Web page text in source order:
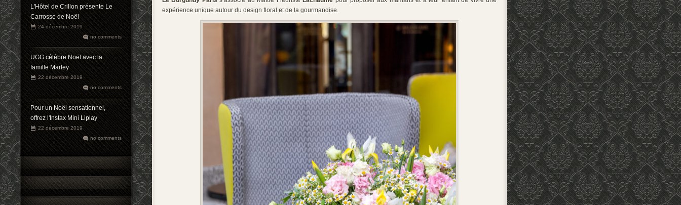
L'Hôtel de Crillon présente Le
Carrosse de Noël
24 décembre 2019
no comments
UGG célèbre Noël avec la
famille Marley
22 décembre 2019
no comments
Pour un Noël sensationnel,
offrez l'Instax Mini Liplay
22 décembre 2019
no comments
expérience unique autour du design floral et de la gourmandise.